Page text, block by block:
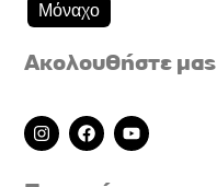
Μόναχο
Ακολουθήστε μας
I
n
s
F
a
c
Y
o
u